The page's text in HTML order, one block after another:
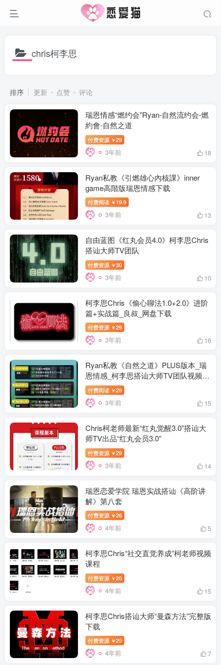
chris柯李思
排序 更新 点赞 评论
瑞恩情感“燃约会”Ryan-自然流约会-燃
約會-自然之道
付费资源 ￥29
3年前 18
Ryan私教《引燃雄心內核課》inner
game高階版瑞恩情感下载
付费阅读 ￥ 19.9
3年前 13
自由蓝图《红丸会员4.0》柯李思Chris
搭讪大师TV团队
付费资源 ￥30
3年前 10
柯李思Chris《偷心聊法1.0+2.0》进阶
篇+实战篇_良叔_网盘下载
付费资源 ￥29
3年前 16
Ryan私教《自然之道》PLUS版本_瑞
恩情感_柯李思搭讪大师TV团队视频下
载
付费阅读 ￥29
3年前 15
Chris柯老师最新“红丸觉醒3.0”搭讪大
师TV出品“红丸会员3.0”
付费资源 ￥29
3年前 14
瑞恩恋爱学院 瑞恩实战搭讪《高阶讲
解》第八套
付费资源 ￥26
4年前 5
柯李思Chris“社交直觉养成”柯老师视频
课程
付费资源 ￥20
4年前 15
柯李思Chris搭讪大师“曼森方法”完整版
下载
付费资源 ￥25
4年前 7